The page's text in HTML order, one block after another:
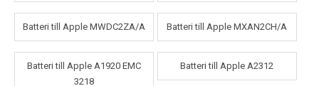
Batteri till Apple MWDC2ZA/A Batteri till Apple MXAN2CH/A
Batteri till Apple A1920 EMC
3218
Batteri till Apple A2312